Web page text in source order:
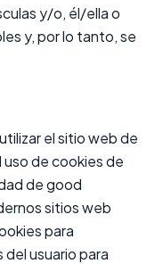
y/o, él/ella o
y, por lo tanto, se
el sitio web de
de cookies de
de good
sitios web
para
usuario para